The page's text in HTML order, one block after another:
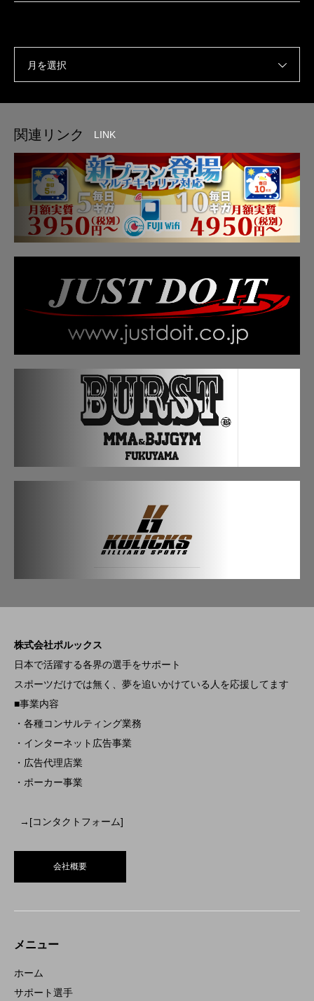
月を選択
関連リンク LINK
株式会社ポルックス
日本で活躍する各界の選手をサポート
スポーツだけでは無く、夢を追いかけている人を応援してます
■事業内容
・各種コンサルティング業務
・インターネット広告事業
・広告代理店業
・ポーカー事業
→[コンタクトフォーム]
会社概要
メニュー
ホーム
サポート選手